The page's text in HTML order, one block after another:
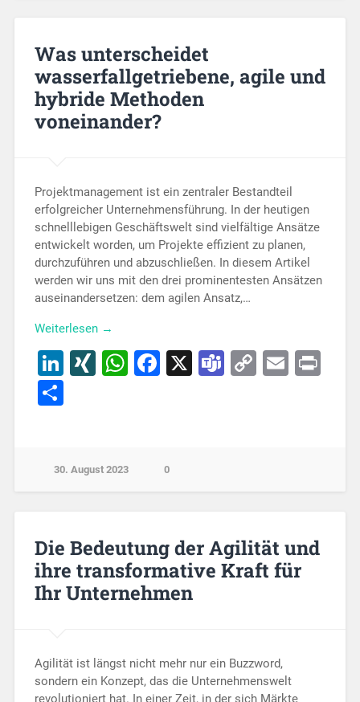
Was unterscheidet
wasserfallgetriebene, agile und
hybride Methoden
voneinander?
Projektmanagement ist ein zentraler Bestandteil
erfolgreicher Unternehmensführung. In der heutigen
schnelllebigen Geschäftswelt sind vielfältige Ansätze
entwickelt worden, um Projekte effizient zu planen,
durchzuführen und abzuschließen. In diesem Artikel
werden wir uns mit den drei prominentesten Ansätzen
auseinandersetzen: dem agilen Ansatz,…
Weiterlesen →
LinkedIn
XINGWhatsApp
Facebook
X Teams
CopyEmail
30. August 2023 0
Die Bedeutung der Agilität und
ihre transformative Kraft für
Ihr Unternehmen
Agilität ist längst nicht mehr nur ein Buzzword,
sondern ein Konzept, das die Unternehmenswelt
revolutioniert hat. In einer Zeit, in der sich Märkte